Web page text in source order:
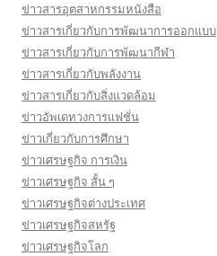
ข่าวสารอุตสาหกรรมหนังสือ
ข่าวสารเกี่ยวกับการพัฒนาการออกแบบ
ข่าวสารเกี่ยวกับการพัฒนากีฬา
ข่าวสารเกี่ยวกับพลังงาน
ข่าวสารเกี่ยวกับสิ่งแวดล้อม
ข่าวอัพเดทวงการแฟชั่น
ข่าวเกี่ยวกับการศึกษา
ข่าวเศรษฐกิจ การเงิน
ข่าวเศรษฐกิจ สั้น ๆ
ข่าวเศรษฐกิจต่างประเทศ
ข่าวเศรษฐกิจสหรัฐ
ข่าวเศรษฐกิจโลก